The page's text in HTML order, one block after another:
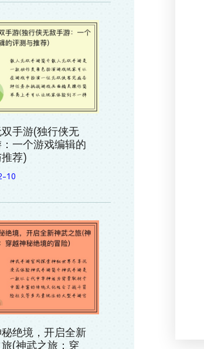
手游(独行侠无
一个游戏编辑的
荐)
10
绝境，开启全新
(神武之旅：穿